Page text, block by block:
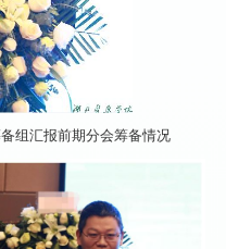
组汇报前期分会筹备情况